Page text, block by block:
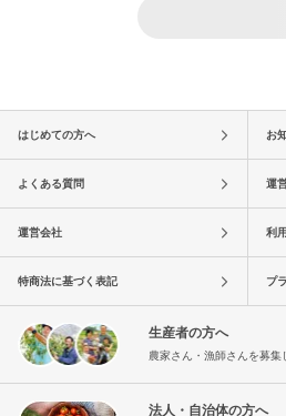
はじめての方へ お
よくある質問 運
運営会社 利
特商法に基づく表記 プ
生産者の方へ
農家さん・漁師さんを募集
法人・自治体の方へ